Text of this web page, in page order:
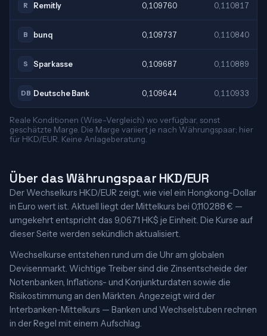
R Remitly 0,109760 0,110817
B bunq 0,109737 0,110840
S Sparkasse 0,109687 0,110889
DB Deutsche Bank 0,109644 0,110933
Reale Konditionen (Wise-Vergleich) wo verfügbar, sonst
geschätzte Marge. Die Marge variiert je nach Währungspaar; hier
für HKD/EUR. Keine Anlageberatung.
Über das Währungspaar HKD/EUR
Der Wechselkurs HKD/EUR zeigt, wie viel ein Hongkong-Dollar
in Euro wert ist. Aktuell liegt der Mittelkurs bei 0,110288 € —
umgekehrt entspricht das 9,0671 HK$ je Einheit. Die Kurse auf
dieser Seite werden sekündlich aktualisiert.
Wechselkurse entstehen rund um die Uhr am globalen
Devisenmarkt. Wichtige Treiber sind die Zinsentscheide der
Notenbanken, Inflations- und Konjunkturdaten sowie die
Risikostimmung an den Märkten. Angezeigt wird der
Interbanken-Mittelkurs — Banken und Wechselstuben rechnen
in der Regel mit einem Aufschlag.